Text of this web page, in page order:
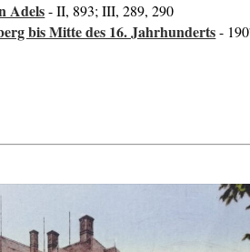
Adels- II, 893; III, 289, 290
bis Mitte des 16. Jahrhunderts-